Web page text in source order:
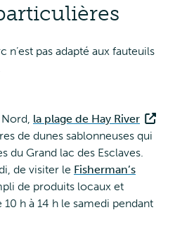
n’est pas adapté aux fauteuils
la plage de Hay River
de dunes sablonneuses qui
du Grand lac des Esclaves.
de visiter le Fisherman’s
de produits locaux et
10 h à 14 h le samedi pendant